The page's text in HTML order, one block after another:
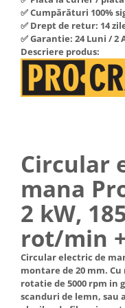
Nivela de masurat
Pistoale de impact
pneumatice
Pistoale de vopsit
Prelungitoare
Rindele si freze pentru
Redresoare auto -
pornire
Suflante cu aer cald
Scari metalice
Strungurii
Scule cu acumulator
Scule pentru electricieni
Hote Telescopice
Hote Traditionale
Hote Incorporabile
Hote Country
Hote Insula
Hote Cupolare
Masini de carnati (
Masini de spalat vase
Masini de spalat vase
Masini de spalat vase
independente
Masini de spalat rufe
Masini de spalat rufe
Masini de spalat rufe
✅ Cumpărături 100%
✅ Drept de retur: 14
✅ Garantie: 24 Luni / 2
Descriere produs:
Circular
mana
2 kW,
rot/min
Circular electric de
montare de 20 mm.
rotatie de 5000 rpm in
scanduri de lemn, sau